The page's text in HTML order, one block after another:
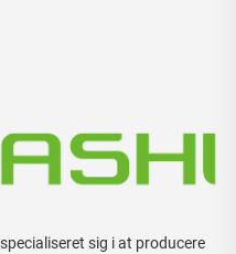
sig i at producere